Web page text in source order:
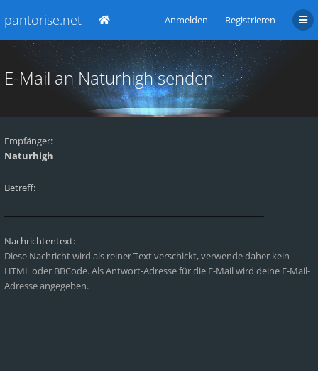
pantorise.net Anmelden Registrieren
E-Mail an Naturhigh senden
Empfänger:
Naturhigh
Betreff:
Nachrichtentext:
Diese Nachricht wird als reiner Text verschickt, verwende daher kein
HTML oder BBCode. Als Antwort-Adresse für die E-Mail wird deine E-Mail-
Adresse angegeben.